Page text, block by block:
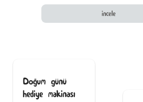
incele
Doğum günü
hediye makinası